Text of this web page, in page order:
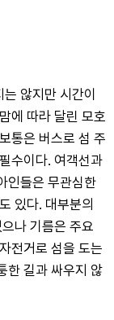
않지만 시간이
에 따라 달린 모호
통은 버스로 섬 주
수이다. 여객선과
인들은 무관심한
있다. 대부분의
나 기름은 주요
전거로 섬을 도는
한 길과 싸우지 않